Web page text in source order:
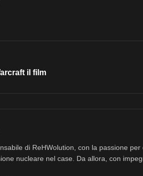
il film
di ReHWolution, con la passione
nucleare nel case. Da allora, con